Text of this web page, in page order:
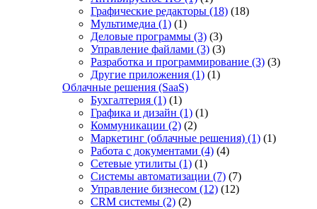
Графические редакторы (18) (18)
Мультимедиа (1) (1)
Деловые программы (3) (3)
Управление файлами (3) (3)
Разработка и программирование (3) (3)
Другие приложения (1) (1)
Облачные решения (SaaS)
Бухгалтерия (1) (1)
Графика и дизайн (1) (1)
Коммуникации (2) (2)
Маркетинг (облачные решения) (1) (1)
Работа с документами (4) (4)
Сетевые утилиты (1) (1)
Системы автоматизации (7) (7)
Управление бизнесом (12) (12)
CRM системы (2) (2)